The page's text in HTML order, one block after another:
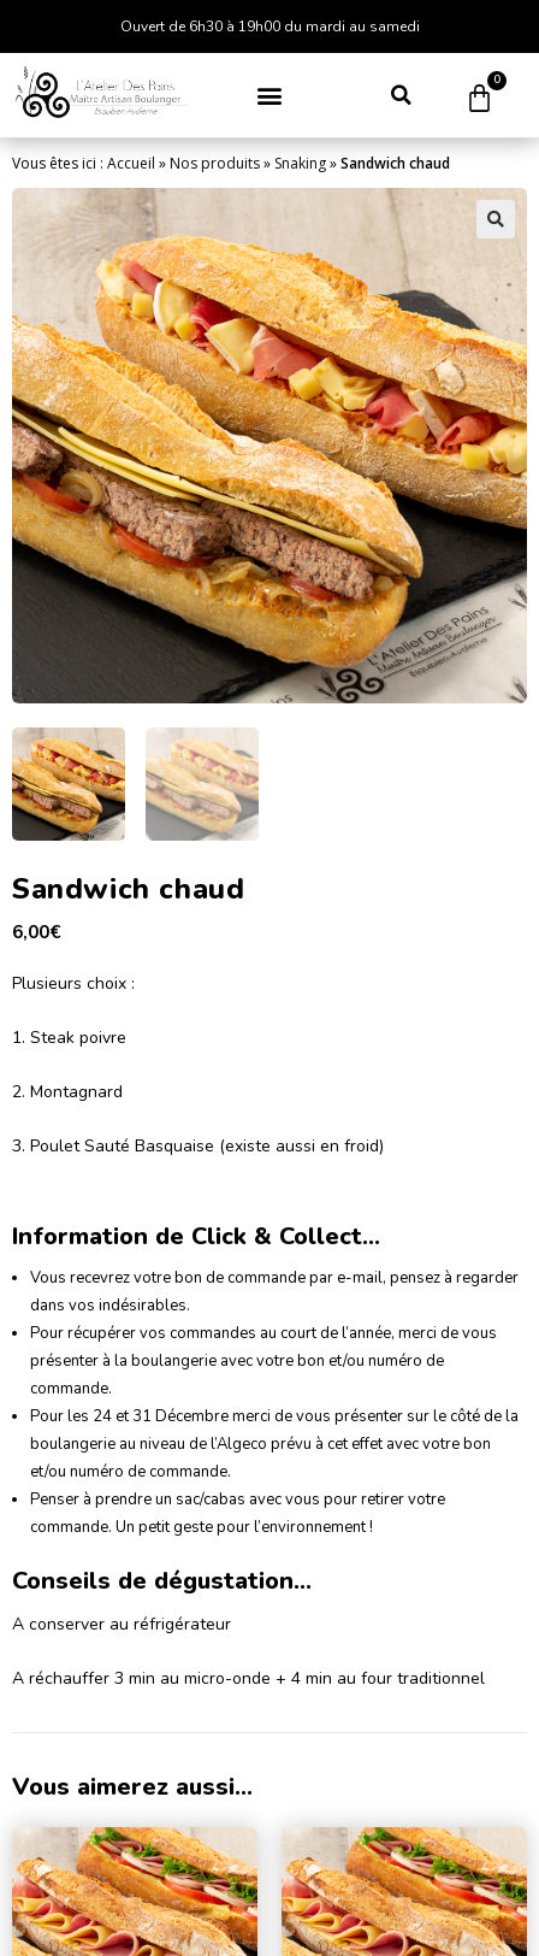
Ouvert de 6h30 à 19h00 du mardi au samedi
0
Vous êtes ici : Accueil » Nos produits» Snaking»Sandwich chaud
Sandwich chaud
6,00€
Plusieurs choix :
1. Steak poivre
2. Montagnard
3. Poulet Sauté Basquaise (existe aussi en froid)
Information de Click & Collect...
Vous recevrez votre bon de commande par e-mail, pensez à regarder
dans vos indésirables.
Pour récupérer vos commandes au court de l’année, merci de vous
présenter à la boulangerie avec votre bon et/ou numéro de
commande.
Pour les 24 et 31 Décembre merci de vous présenter sur le côté de la
boulangerie au niveau de l’Algeco prévu à cet effet avec votre bon
et/ou numéro de commande.
Penser à prendre un sac/cabas avec vous pour retirer votre
commande. Un petit geste pour l’environnement !
Conseils de dégustation...
A conserver au réfrigérateur
A réchauffer 3 min au micro-onde + 4 min au four traditionnel
Vous aimerez aussi...